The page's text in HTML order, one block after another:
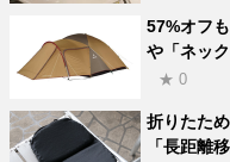
57%オフ
や「ネッ
★ 0
折りたた
「長距離